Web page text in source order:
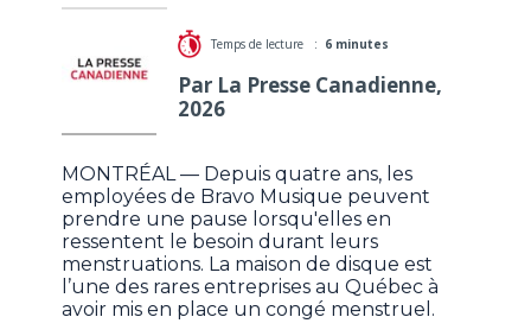
Temps de lecture : 6 minutes
Par La Presse Canadienne,
2026
MONTRÉAL — Depuis quatre ans, les
employées de Bravo Musique peuvent
prendre une pause lorsqu'elles en
ressentent le besoin durant leurs
menstruations. La maison de disque est
l’une des rares entreprises au Québec à
avoir mis en place un congé menstruel.